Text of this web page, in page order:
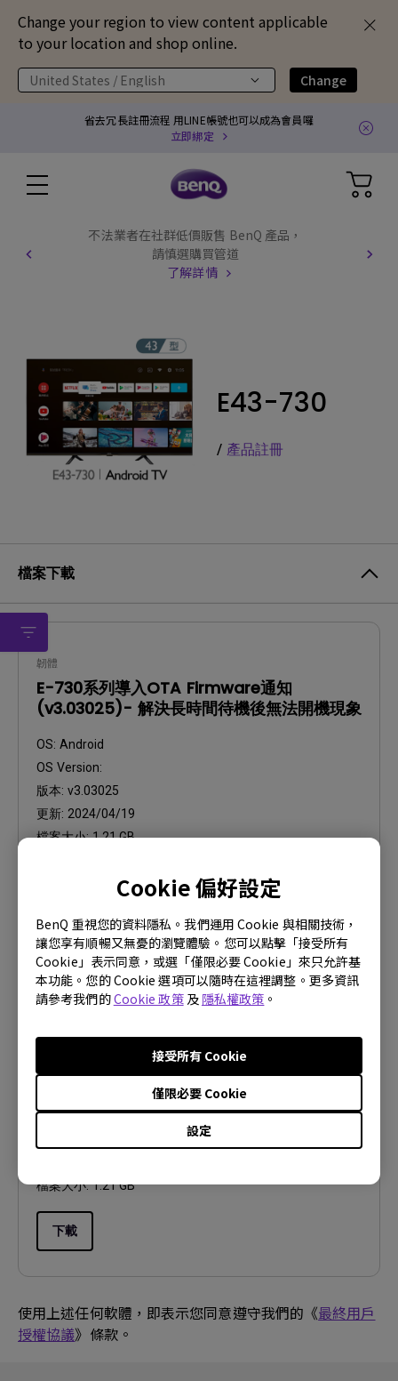
Change your region to view content applicable
to your location and shop online.
United States / English Change
Cookie 偏好設定
BenQ 重視您的資料隱私。我們運用 Cookie 與相關技術，
讓您享有順暢又無憂的瀏覽體驗。您可以點擊「接受所有
Cookie」表示同意，或選「僅限必要 Cookie」來只允許基
本功能。您的 Cookie 選項可以隨時在這裡調整。更多資訊
請參考我們的Cookie 政策及 隱私權政策 。
設定
僅限必要 Cookie
接受所有 Cookie
省去冗長註冊流程 用LINE帳號也可以成為會員囉
立即綁定
不法業者在社群低價販售 BenQ 產品，
請慎選購買管道
了解詳情
E43-730
/ 產品註冊
檔案下載
韌體
E-730系列導入OTA Firmware通知
(v3.03025)- 解決長時間待機後無法開機現象
OS: Android
OS Version:
版本: v3.03025
更新: 2024/04/19
檔案大小:1.21 GB
韌體
(v3.03023)通知 - 解決Hami Video於2160p
的訊號源下會有綠屏問題
OS Version:
檔案大小:1.21 GB
下載
使用上述任何軟體，即表示您同意遵守我們的《最終用戶
授權協議》條款。